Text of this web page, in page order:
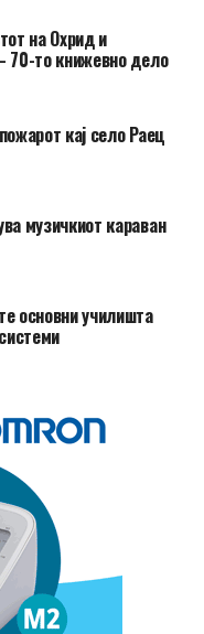
на Охрид и
70-то книжевно дело
кај село Раец
музичкиот караван
основни училишта